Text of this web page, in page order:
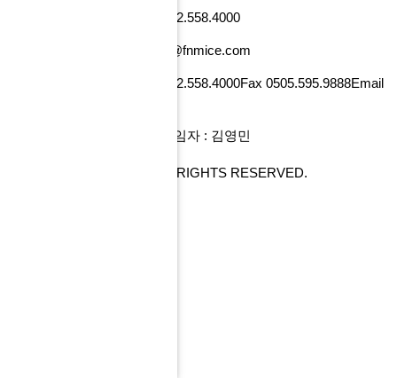
Tel 02.558.4000
Email tour@fnmice.com
Tel 02.558.4000Fax 0505.595.9888Email
개인정보관리 책임자 : 김영민
COPYRIGHT© FNMICE. ALL RIGHTS RESERVED.